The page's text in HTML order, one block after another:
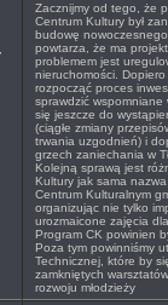
Zacznijmy od tego, że
Centrum Kultury był
budowę
powtarza, że ma
problemem jest
nieruchomości.
rozpocząć proces
sprawdzić
się jeszcze do
(ciągłe zmiany
trwania uzgodnień) i
grzech zaniechania w
Kolejną sprawą jest
Kultury jak sama
Centrum Kulturalnym
organizując nie tylko
urozmaicone zajęcia
Program CK powinien
Poza tym powinniśmy
Technicznej, które by
zamkniętych
rozwoju młodzieży